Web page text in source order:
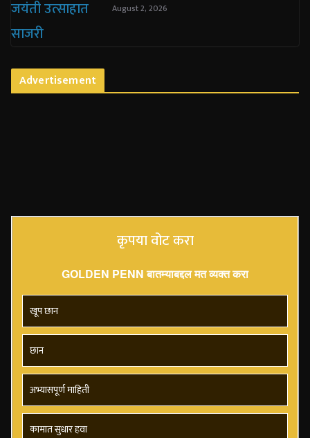
August 2, 2026
Advertisement
कृपया वोट करा
GOLDEN PENN बातम्याबद्दल मत व्यक्त करा
खूप छान
छान
अभ्यासपूर्ण माहिती
कामात सुधार हवा